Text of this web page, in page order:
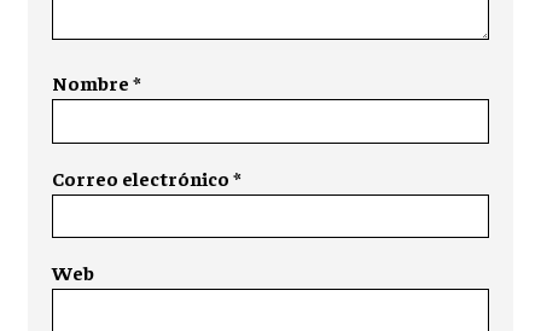
Nombre*
Correo electrónico*
Web